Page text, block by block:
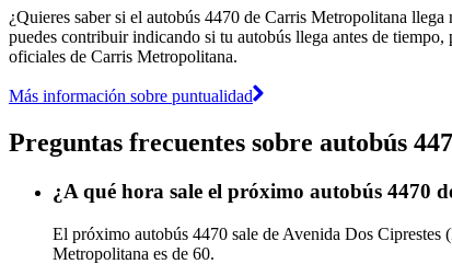
¿Quieres saber si el autobús 4470 de Carris Metropolitana
puedes contribuir indicando si tu autobús llega antes de tiempo,
oficiales de Carris Metropolitana.
Más información sobre puntualidad
Preguntas frecuentes sobre autobús
¿A qué hora sale el próximo autobús 4470
El próximo autobús 4470 sale de Avenida Dos
Metropolitana es de 60.